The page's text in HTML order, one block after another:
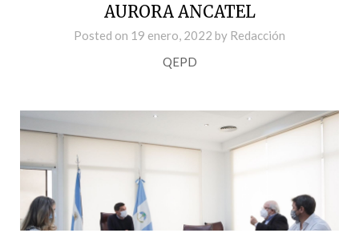
AURORA ANCATEL
Posted on 19 enero, 2022 by Redacción
QEPD